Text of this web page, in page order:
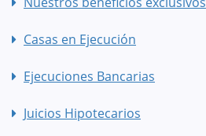
Casas en Ejecución
Ejecuciones Bancarias
Juicios Hipotecarios